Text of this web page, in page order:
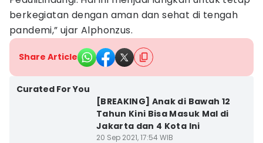
berkegiatan dengan aman dan sehat di tengah
pandemi,” ujar Alphonzus.
Share Article
Curated For You
[BREAKING] Anak di Bawah 12
Tahun Kini Bisa Masuk Mal di
Jakarta dan 4 Kota Ini
20 Sep 2021, 17:54 WIB